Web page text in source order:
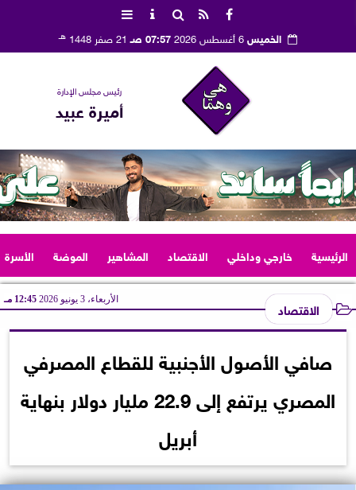
الخميس 07:57 صـ 21 صفر 1448 هـ
رئيس مجلس الإدارة
أميرة عبيد
الرئيسية خارجي وداخلي الاقتصاد المشاهير الموضة الأسرة
الاقتصاد الأربعاء، 3 يونيو 2026 12:45 مـ
صافي الأصول الأجنبية للقطاع المصرفي
المصري يرتفع إلى 22.9 مليار دولار بنهاية
أبريل